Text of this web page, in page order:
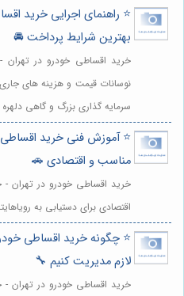
⭐️ راهنمای اجرایی خرید
بهترین شرایط پرداخت 🚘
خرید اقساطی خودرو در
نوسانات قیمت و هزینه های
سرمایه گذاری بزرگ و گاهی
⭐️ آموزش فنی خرید
مناسب و اقتصادی 🚗
خرید اقساطی خودرو در تهران
اقتصادی برای دستیابی به
⭐️ چگونه خرید اقساطی
لازم مدیریت کنیم 🔧
خرید اقساطی خودرو در تهران